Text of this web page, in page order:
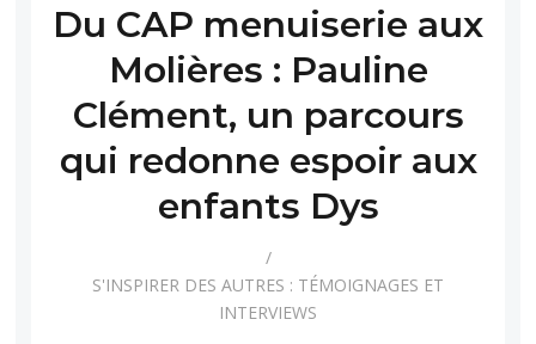
Du CAP menuiserie aux
Molières : Pauline
Clément, un parcours
qui redonne espoir aux
enfants Dys
S'INSPIRER DES AUTRES : TÉMOIGNAGES ET
INTERVIEWS